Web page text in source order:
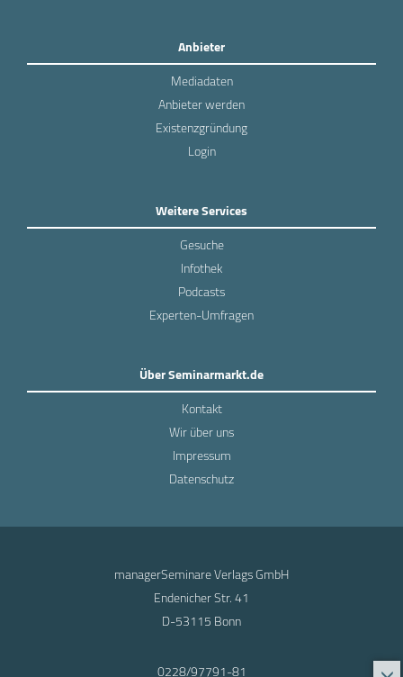
Anbieter
Mediadaten
Anbieter werden
Existenzgründung
Login
Weitere Services
Gesuche
Infothek
Podcasts
Experten-Umfragen
Über Seminarmarkt.de
Kontakt
Wir über uns
Impressum
Datenschutz
managerSeminare Verlags GmbH
Endenicher Str. 41
D-53115 Bonn
0228/97791-81